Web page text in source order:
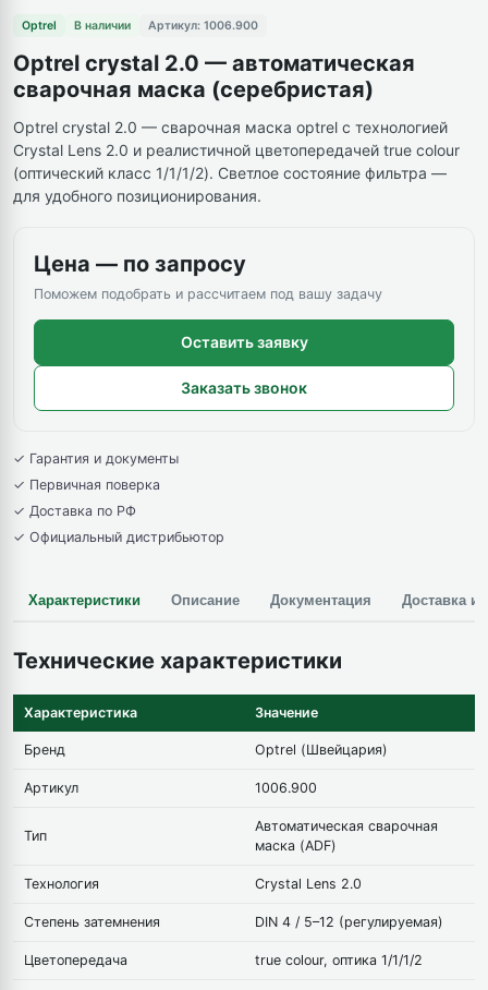
Optrel В наличии Артикул: 1006.900
Optrel crystal 2.0 — автоматическая
сварочная маска (серебристая)
Optrel crystal 2.0 — сварочная маска optrel с технологией
Crystal Lens 2.0 и реалистичной цветопередачей true colour
(оптический класс 1/1/1/2). Светлое состояние фильтра —
для удобного позиционирования.
Цена — по запросу
Поможем подобрать и рассчитаем под вашу задачу
Оставить заявку
Заказать звонок
✓ Гарантия и документы
✓ Первичная поверка
✓ Доставка по РФ
✓ Официальный дистрибьютор
Характеристики Описание Документация Доставка и
Технические характеристики
Характеристика Значение
Бренд Optrel (Швейцария)
Артикул 1006.900
Тип
Автоматическая сварочная
маска (ADF)
Технология Crystal Lens 2.0
Степень затемнения DIN 4 / 5–12 (регулируемая)
Цветопередача true colour, оптика 1/1/1/2